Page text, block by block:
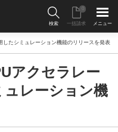
検索 一括請求
0
メニュー
たシミュレーション機能のリリースを発表
アクセラレー
レーション機